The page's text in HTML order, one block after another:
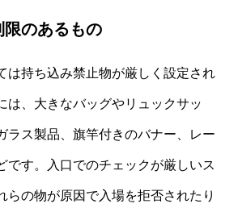
のあるもの
は持ち込み禁止物が厳しく設定され
は、大きなバッグやリュックサッ
ラス製品、旗竿付きのバナー、レー
です。入口でのチェックが厳しいス
らの物が原因で入場を拒否されたり